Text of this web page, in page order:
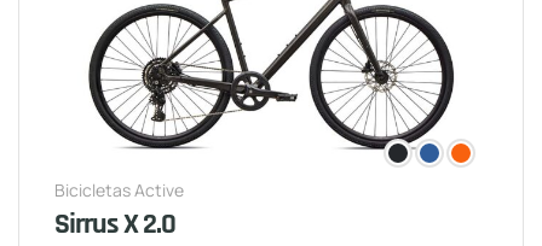
Bicicletas Active
Sirrus X 2.0